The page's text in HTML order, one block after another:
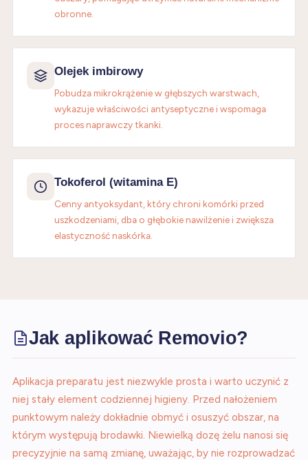
obronne.
Olejek imbirowy
Pobudza mikrokrążenie w głębszych warstwach,
wykazuje właściwości antyseptyczne i wspomaga
proces naprawczy tkanki.
Tokoferol (witamina E)
Cenny antyoksydant, który chroni komórki przed
uszkodzeniami, dba o głębokie nawilżenie i zwiększa
elastyczność naskórka.
Jak aplikować Removio?
Aplikacja preparatu jest niezwykle prosta i warto uczynić z
niej stały element codziennej higieny. Przed nałożeniem
punktowym należy dokładnie obmyć i osuszyć obszar, na
którym występują brodawki. Niewielką dozę żelu nanosi się
precyzyjnie na samą zmianę, uważając, by nie rozprowadzać